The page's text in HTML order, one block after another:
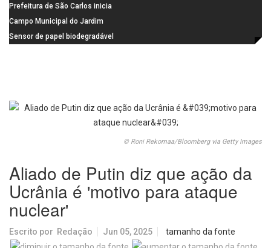
de Dia dos Pais neste domingo (9)
na Praça dos Advogados
Prefeitura de São Carlos inicia
instalação de ovitrampas para
monitoramento de arboviroses
Campo Municipal do Jardim
Cruzado recebe nova iluminação e
Sensor de papel biodegradável
© Roni Rekomaa/Bloomberg via Getty Images
Aliado de Putin diz que ação da
Ucrânia é 'motivo para ataque
nuclear'
Escrito por Redação Jun 05, 2025 tamanho da fonte